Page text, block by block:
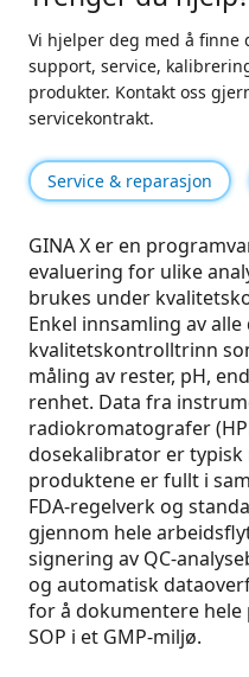
Vi hjelper deg med å
support, service,
produkter. Kontakt oss
servicekontrakt.
Service & reparasjon
GINA X er en
evaluering for ulike
brukes under
Enkel innsamling av
kvalitetskontrolltrinn
måling av rester, pH,
renhet. Data fra
radiokromatografer
dosekalibrator er
produktene er fullt i
FDA-regelverk og
gjennom hele
signering av QC-
og automatisk
for å dokumentere hele
SOP i et GMP-miljø.